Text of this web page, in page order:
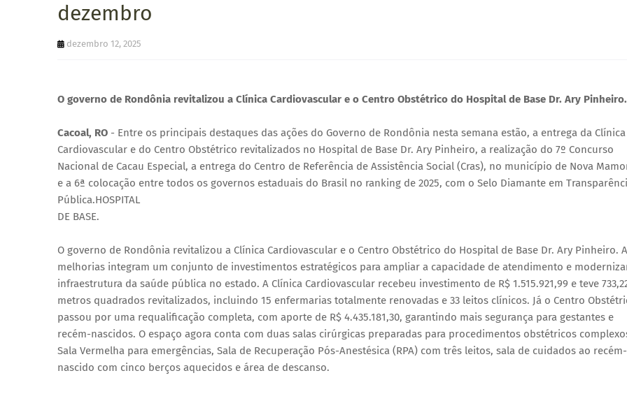
dezembro
dezembro 12, 2025
O governo de Rondônia revitalizou a Clínica Cardiovascular e o Centro Obstétrico do Hospital de Base Dr. Ary Pinheiro.
Cacoal, RO - Entre os principais destaques das ações do Governo de Rondônia nesta semana estão, a entrega da Clínica
Cardiovascular e do Centro Obstétrico revitalizados no Hospital de Base Dr. Ary Pinheiro, a realização do 7º Concurso
Nacional de Cacau Especial, a entrega do Centro de Referência de Assistência Social (Cras), no município de Nova
e a 6ª colocação entre todos os governos estaduais do Brasil no ranking de 2025, com o Selo Diamante em
Pública.HOSPITAL
DE BASE.
O governo de Rondônia revitalizou a Clínica Cardiovascular e o Centro Obstétrico do Hospital de Base Dr. Ary Pinheiro.
melhorias integram um conjunto de investimentos estratégicos para ampliar a capacidade de atendimento e
infraestrutura da saúde pública no estado. A Clínica Cardiovascular recebeu investimento de R$ 1.515.921,99 e teve
metros quadrados revitalizados, incluindo 15 enfermarias totalmente renovadas e 33 leitos clínicos. Já o Centro
passou por uma requalificação completa, com aporte de R$ 4.435.181,30, garantindo mais segurança para gestantes e
recém-nascidos. O espaço agora conta com duas salas cirúrgicas preparadas para procedimentos obstétricos
Sala Vermelha para emergências, Sala de Recuperação Pós-Anestésica (RPA) com três leitos, sala de cuidados ao recém-
nascido com cinco berços aquecidos e área de descanso.